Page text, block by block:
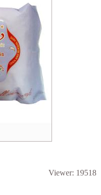
Viewer: 19518